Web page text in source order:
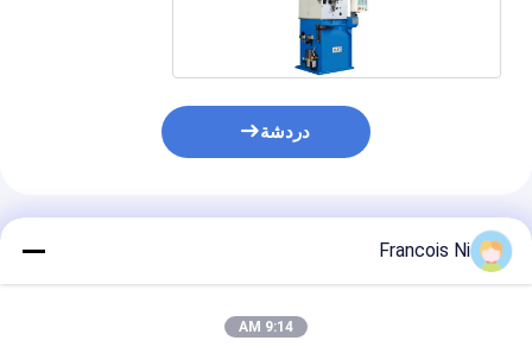
دردشة
المنتجات الموصى بها
Francois Ni
9:14 AM